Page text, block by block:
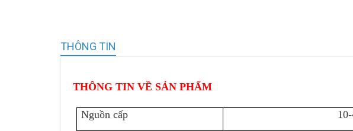
THÔNG TIN
THÔNG TIN VỀ SẢN PHẨM
Nguồn cấp